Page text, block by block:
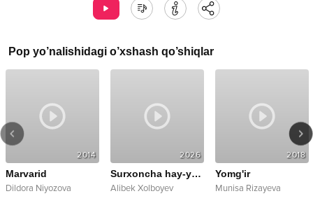
Pop yo’nalishidagi o’xshash qo’shiqlar
2014
Marvarid
Dildora Niyozova
2026
Surxoncha hay-yara
Alibek Xolboyev
2018
Yomg'ir
Munisa Rizayeva